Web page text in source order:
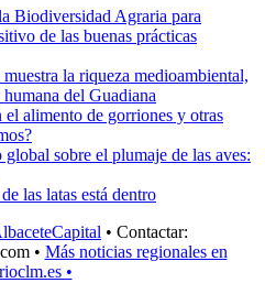
Biodiversidad Agraria para
de las buenas prácticas
la riqueza medioambiental,
del Guadiana
alimento de gorriones y otras
sobre el plumaje de las aves:
las latas está dentro
• Contactar:
• Más noticias regionales en
•